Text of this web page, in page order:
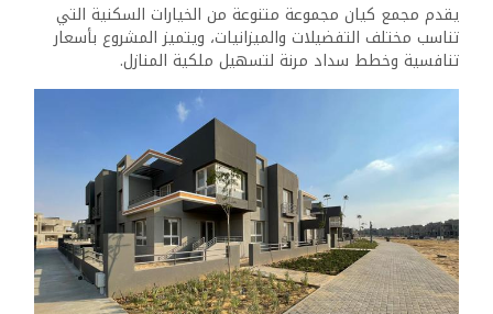
وصُممت أحجام الوحدات وتكويناتها لتناسب متطلبات نمط الحياة
المختلفة، وتتميز بعض الشقق بشرفات أو تراسات، وتوفر
مساحات للمعيشة في الهواء الطلق.
خيارات التشطيب
يمكن للمشترين في كمبوند كيان الاختيار بين الوحدات كاملة
التشطيب وشبه التشطيب، كما تأتي الوحدات كاملة التشطيب
بتشطيبات عالية الجودة وجاهزة للانتقال الفوري.
وتسمح الخيارات شبه النهائية للمشترين بتخصيص جوانب معينة
من منازلهم، وقد يشمل هذا الاختيار اختيار مواد الأرضيات أو
خزائن المطبخ أو تجهيزات الحمام.